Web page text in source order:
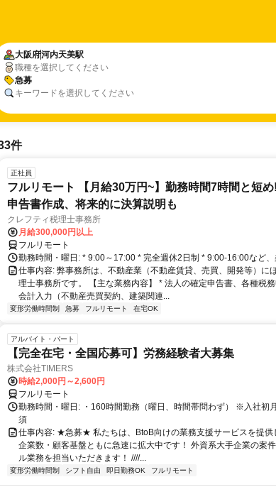
大阪府河内天美駅
職種を選択してください
急募
キーワードを選択してください
件
正社員
フルリモート 【月給30万円~】勤務時間7時間と短
申告書作成、将来的に決算説明も
クレフティ税理士事務所
月給300,000円以上
フルリモート
勤務時間・曜日: * 9:00～17:00 * 完全週休2日制 * 9:00-16:00など
仕事内容: 弊事務所は、不動産業（不動産賃貸、売買、開発等）に
理士事務所です。 【主な業務内容】 * 法人の確定申告書、各種税
会計入力（不動産売買契約、建築関連...
変形労働時間制 急募 フルリモート 在宅OK
アルバイト・パート
【完全在宅・全国応募可】労務経験者大募集
株式会社TIMERS
時給2,000円～2,600円
フルリモート
勤務時間・曜日: ・160時間勤務（曜日、時間帯問わず） ※入社初
須
仕事内容: ★急募★ 私たちは、BtoB向けの業務支援サービスを提供
企業数・顧客基盤ともに急速に拡大中です！ 外資系大手企業の案
ル業務を担当いただきます！ ////...
変形労働時間制 シフト自由 即日勤務OK フルリモート